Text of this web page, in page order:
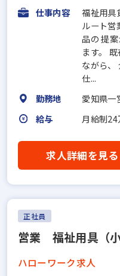
仕事内容
福祉用具
ルート営
品の 提
ます。
ながら、
仕...
勤務地
愛知県一
給与
月給制24
求人詳細を見る
正社員
営業 福祉用具（小
ハローワーク求人